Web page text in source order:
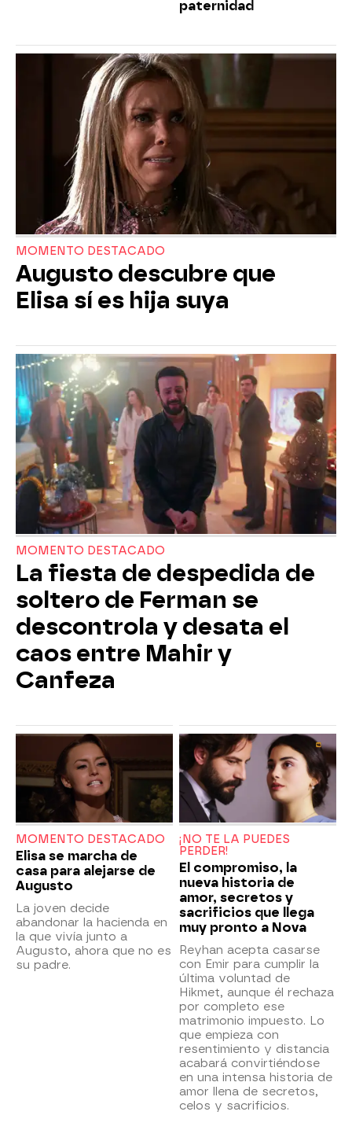
paternidad
MOMENTO DESTACADO
Augusto descubre que
Elisa sí es hija suya
MOMENTO DESTACADO
La fiesta de despedida de
soltero de Ferman se
descontrola y desata el
caos entre Mahir y
Canfeza
MOMENTO DESTACADO
Elisa se marcha de
casa para alejarse de
Augusto
La joven decide
abandonar la hacienda en
la que vivía junto a
Augusto, ahora que no es
su padre.
¡NO TE LA PUEDES
PERDER!
El compromiso, la
nueva historia de
amor, secretos y
sacrificios que llega
muy pronto a Nova
Reyhan acepta casarse
con Emir para cumplir la
última voluntad de
Hikmet, aunque él rechaza
por completo ese
matrimonio impuesto. Lo
que empieza con
resentimiento y distancia
acabará convirtiéndose
en una intensa historia de
amor llena de secretos,
celos y sacrificios.